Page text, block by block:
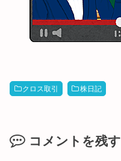
クロス取引 株日記
コメントを残す